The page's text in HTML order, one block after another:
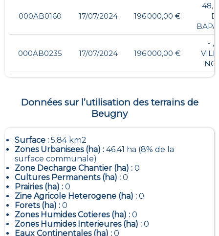
000AB0160 17/07/2024 196 000,00 €
48,
000AB0235 17/07/2024 196 000,00 €
- ,
Données sur l’utilisation des terrains de
Beugny
Surface : 5.84 km2
Zones Urbanisees (ha) : 46.41 ha (8% de la
surface communale)
Zone Decharge Chantier (ha) : 0
Cultures Permanents (ha) : 0
Prairies (ha) : 0
Zine Agricole Heterogene (ha) : 0
Forets (ha) : 0
Zones Humides Cotieres (ha) : 0
Zones Humides Interieures (ha) : 0
Eaux Continentales (ha) : 0